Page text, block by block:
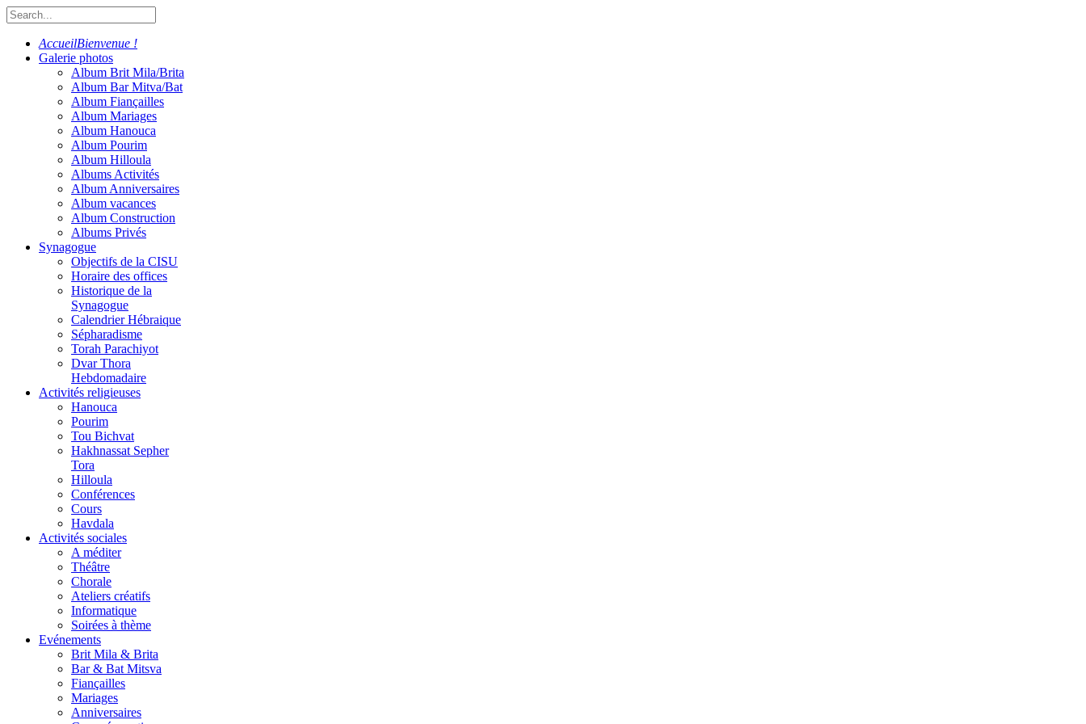
AccueilBienvenue !
Galerie photos
Album Brit Mila/Brita
Album Bar Mitva/Bat
Album Fiançailles
Album Mariages
Album Hanouca
Album Pourim
Album Hilloula
Albums Activités
Album Anniversaires
Album vacances
Album Construction
Albums Privés
Synagogue
Objectifs de la CISU
Horaire des offices
Historique de la
Synagogue
Calendrier Hébraique
Sépharadisme
Torah Parachiyot
Dvar Thora
Hebdomadaire
Activités religieuses
Hanouca
Pourim
Tou Bichvat
Hakhnassat Sepher
Tora
Hilloula
Conférences
Cours
Havdala
Activités sociales
A méditer
Théâtre
Chorale
Ateliers créatifs
Informatique
Soirées à thème
Evénements
Brit Mila & Brita
Bar & Bat Mitsva
Fiançailles
Mariages
Anniversaires